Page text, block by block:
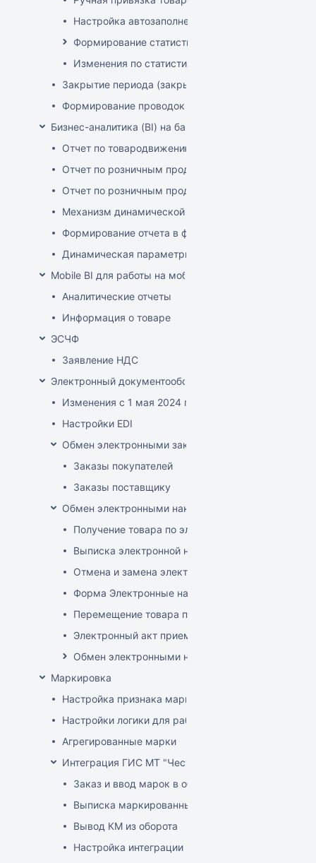
Настройка автозаполнения статистических
Формирование статистических отчетов
Изменения по статистике с января 2025
Закрытие периода (закрытие документов)
Формирование проводок
Бизнес-аналитика (BI) на базе OLAP DRUID
Отчет по товародвижению с товарной
Отчет по розничным продажам с детализацией по
Отчет по розничным продажам с детализацией по
Механизм динамической фильтрации и
Формирование отчета в файле XLSX-формата
Динамическая параметризация отображаемых в
Mobile BI для работы на мобильных устройствах
Аналитические отчеты
Информация о товаре
ЭСЧФ
Заявление НДС
Электронный документооборот (РБ)
Изменения с 1 мая 2024 года
Настройки EDI
Обмен электронными заказами
Заказы покупателей
Заказы поставщику
Обмен электронными накладными
Получение товара по электронной накладной
Выписка электронной накладной
Отмена и замена электронной накладной
Форма Электронные накладные EDI
Перемещение товара по электронной накладной
Электронный акт приемки
Обмен электронными накладными с
Маркировка
Настройка признака маркировки для товаров
Настройки логики для работы с маркированным
Агрегированные марки
Интеграция ГИС МТ "Честный знак" (РФ)
Заказ и ввод марок в оборот
Выписка маркированных товаров
Вывод КМ из оборота
Настройка интеграции